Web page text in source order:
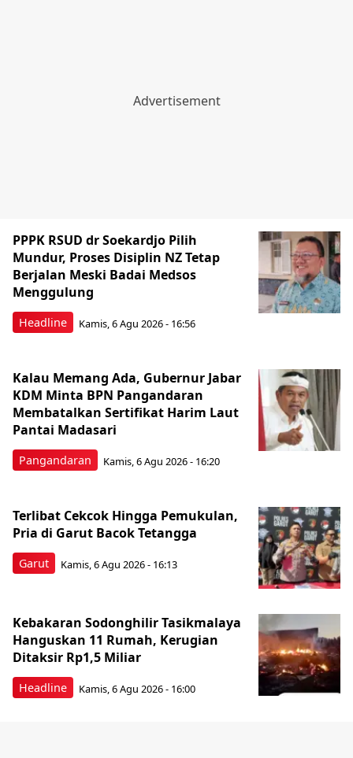
Headline
PPPK RSUD dr Soekardjo Pilih
Mundur, Proses Disiplin NZ Tetap
Berjalan Meski Badai Medsos
Menggulung
Kamis, 6 Agu 2026 - 16:56
Pangandaran
Kalau Memang Ada, Gubernur Jabar
KDM Minta BPN Pangandaran
Membatalkan Sertifikat Harim Laut
Pantai Madasari
Kamis, 6 Agu 2026 - 16:20
Garut
Terlibat Cekcok Hingga Pemukulan,
Pria di Garut Bacok Tetangga
Kamis, 6 Agu 2026 - 16:13
Headline
Kebakaran Sodonghilir Tasikmalaya
Hanguskan 11 Rumah, Kerugian
Ditaksir Rp1,5 Miliar
Kamis, 6 Agu 2026 - 16:00